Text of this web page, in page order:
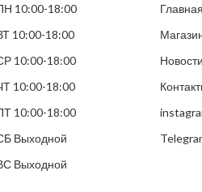
10:00-18:00
10:00-18:00
10:00-18:00
10:00-18:00
10:00-18:00
Выходной
Выходной
Главная
Новости